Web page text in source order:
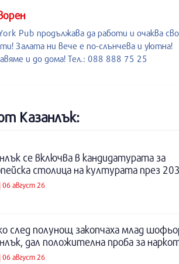
Pub продължава да работи и очаква
Залата ни вече е по-слънчева и уютна!
и до дома! Тел.: 088 888 75 25
Казанлък:
се включва в кандидатурата за
столица на културата през
06 август 26
след полунощ закопчаха млад
дал положителна проба за
06 август 26